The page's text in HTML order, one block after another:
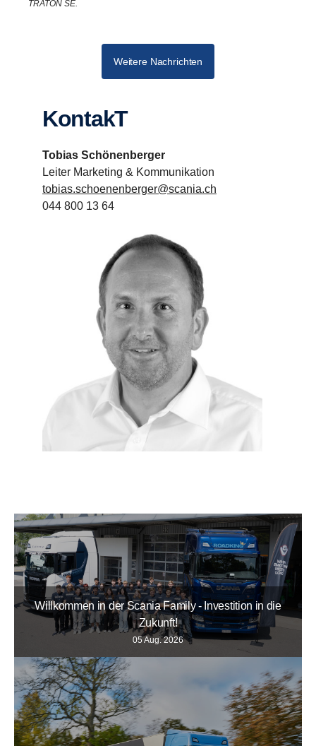
TRATON SE.
Weitere Nachrichten
KontakT
Tobias Schönenberger
Leiter Marketing & Kommunikation
tobias.schoenenberger@scania.ch
044 800 13 64
Willkommen in der Scania Family - Investition in die
Zukunft!
05 Aug. 2026